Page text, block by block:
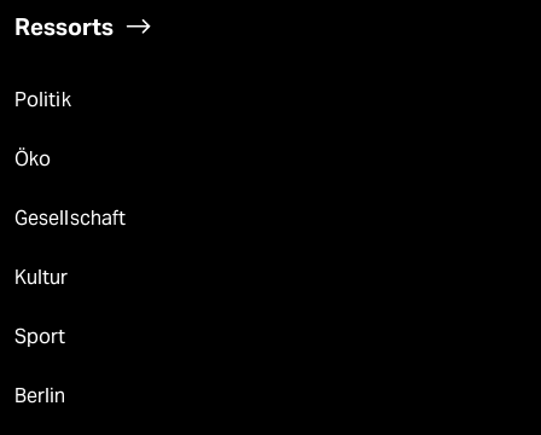
Ressorts
Politik
Öko
Gesellschaft
Kultur
Sport
Berlin